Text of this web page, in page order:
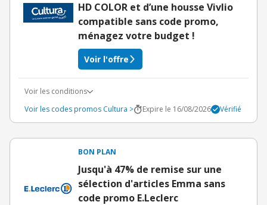
HD COLOR et d’une housse Vivlio
compatible sans code promo,
ménagez votre budget !
Voir l'offre
Voir les conditions
Voir les codes promos Cultura >
Expire le 16/08/2026 Vérifié
BON PLAN
Jusqu'à 47% de remise sur une
sélection d'articles Emma sans
code promo E.Leclerc